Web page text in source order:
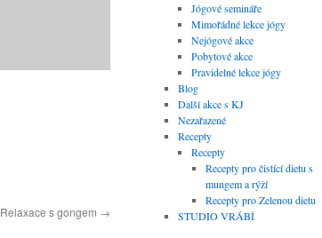
Relaxace s gongem →
Jógové semináře
Mimořádné lekce jógy
Nejógové akce
Pobytové akce
Pravidelné lekce jógy
Blog
Další akce s KJ
Nezařazené
Recepty
Recepty
Recepty pro čistící dietu s
mungem a rýží
Recepty pro Zelenou dietu
STUDIO VRÁBÍ